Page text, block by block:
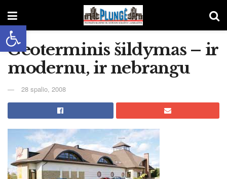
Open toolbar
Geoterminis šildymas – ir
modernu, ir nebrangu
28 spalio, 2008